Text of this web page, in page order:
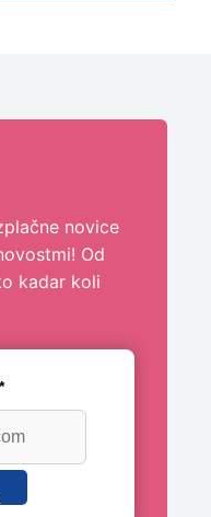
novice
Od
kadar koli